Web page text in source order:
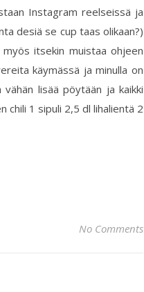
Instagram reelseissä ja
desiä se cup taas olikaan?)
itsekin muistaa ohjeen
käymässä ja minulla on
lisää pöytään ja kaikki
chili 1 sipuli 2,5 dl lihalientä 2
No Comments